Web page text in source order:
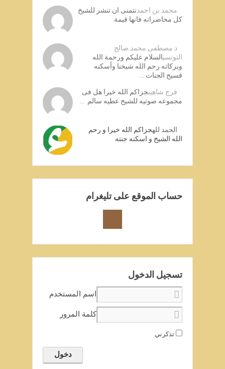
محمد بن احمدنتمنى ان تنشر للشيخ
كل محاضراته فانها قيمة
د مصطفى محمد صالح
التونسيالسلام عليكم ورحمة الله
وبركاته رحم الله شيخنا وأسكنه
فسيح الجنات …
فرج شاهينجزاكم الله خيرا هل فى
مجموعه صوتيه للشيح عطيه سالم …
الحمد للهجزاكم الله خيرا و رحم
الله الشيخ و اسكنه جنته
حساب الموقع على تليغرام
تسجيل الدخول
اسم المستخدم
كلمة المرور
تذكرني